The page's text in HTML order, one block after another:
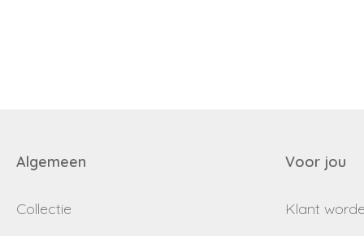
Algemeen
Collectie
Voor jou
Klant